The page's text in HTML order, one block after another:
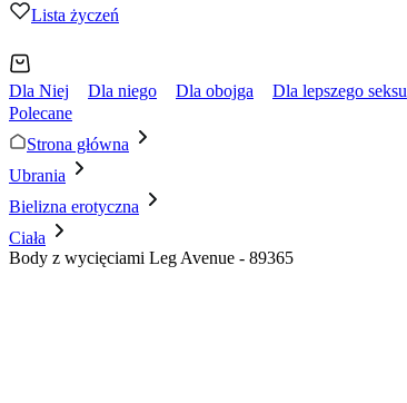
Lista życzeń
Dla Niej Dla niego Dla obojga Dla lepszego seksu
Polecane
Strona główna
Ubrania
Bielizna erotyczna
Ciała
Body z wycięciami Leg Avenue - 89365